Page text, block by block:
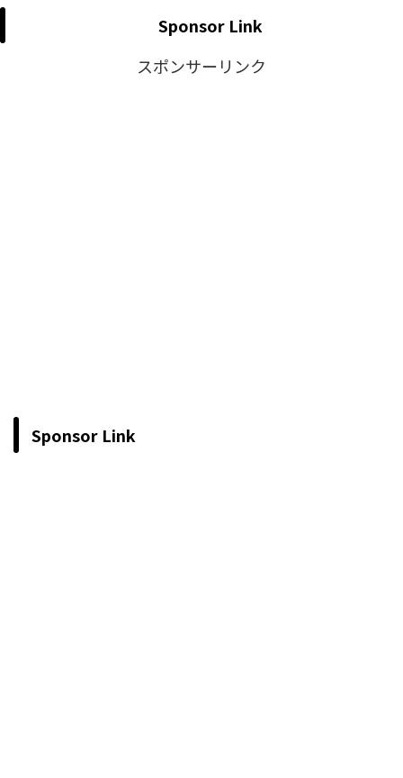
Sponsor Link
スポンサーリンク
Sponsor Link